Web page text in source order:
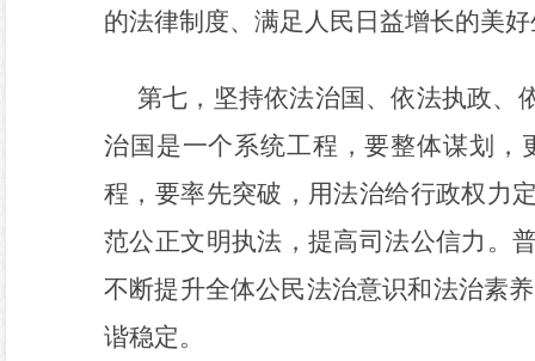
的法律制度、满足人民日益增长的美
第七，坚持依法治国、依法执政、
治国是一个系统工程，要整体谋划
程，要率先突破，用法治给行政权力
范公正文明执法，提高司法公信力。
不断提升全体公民法治意识和法治素
谐稳定。